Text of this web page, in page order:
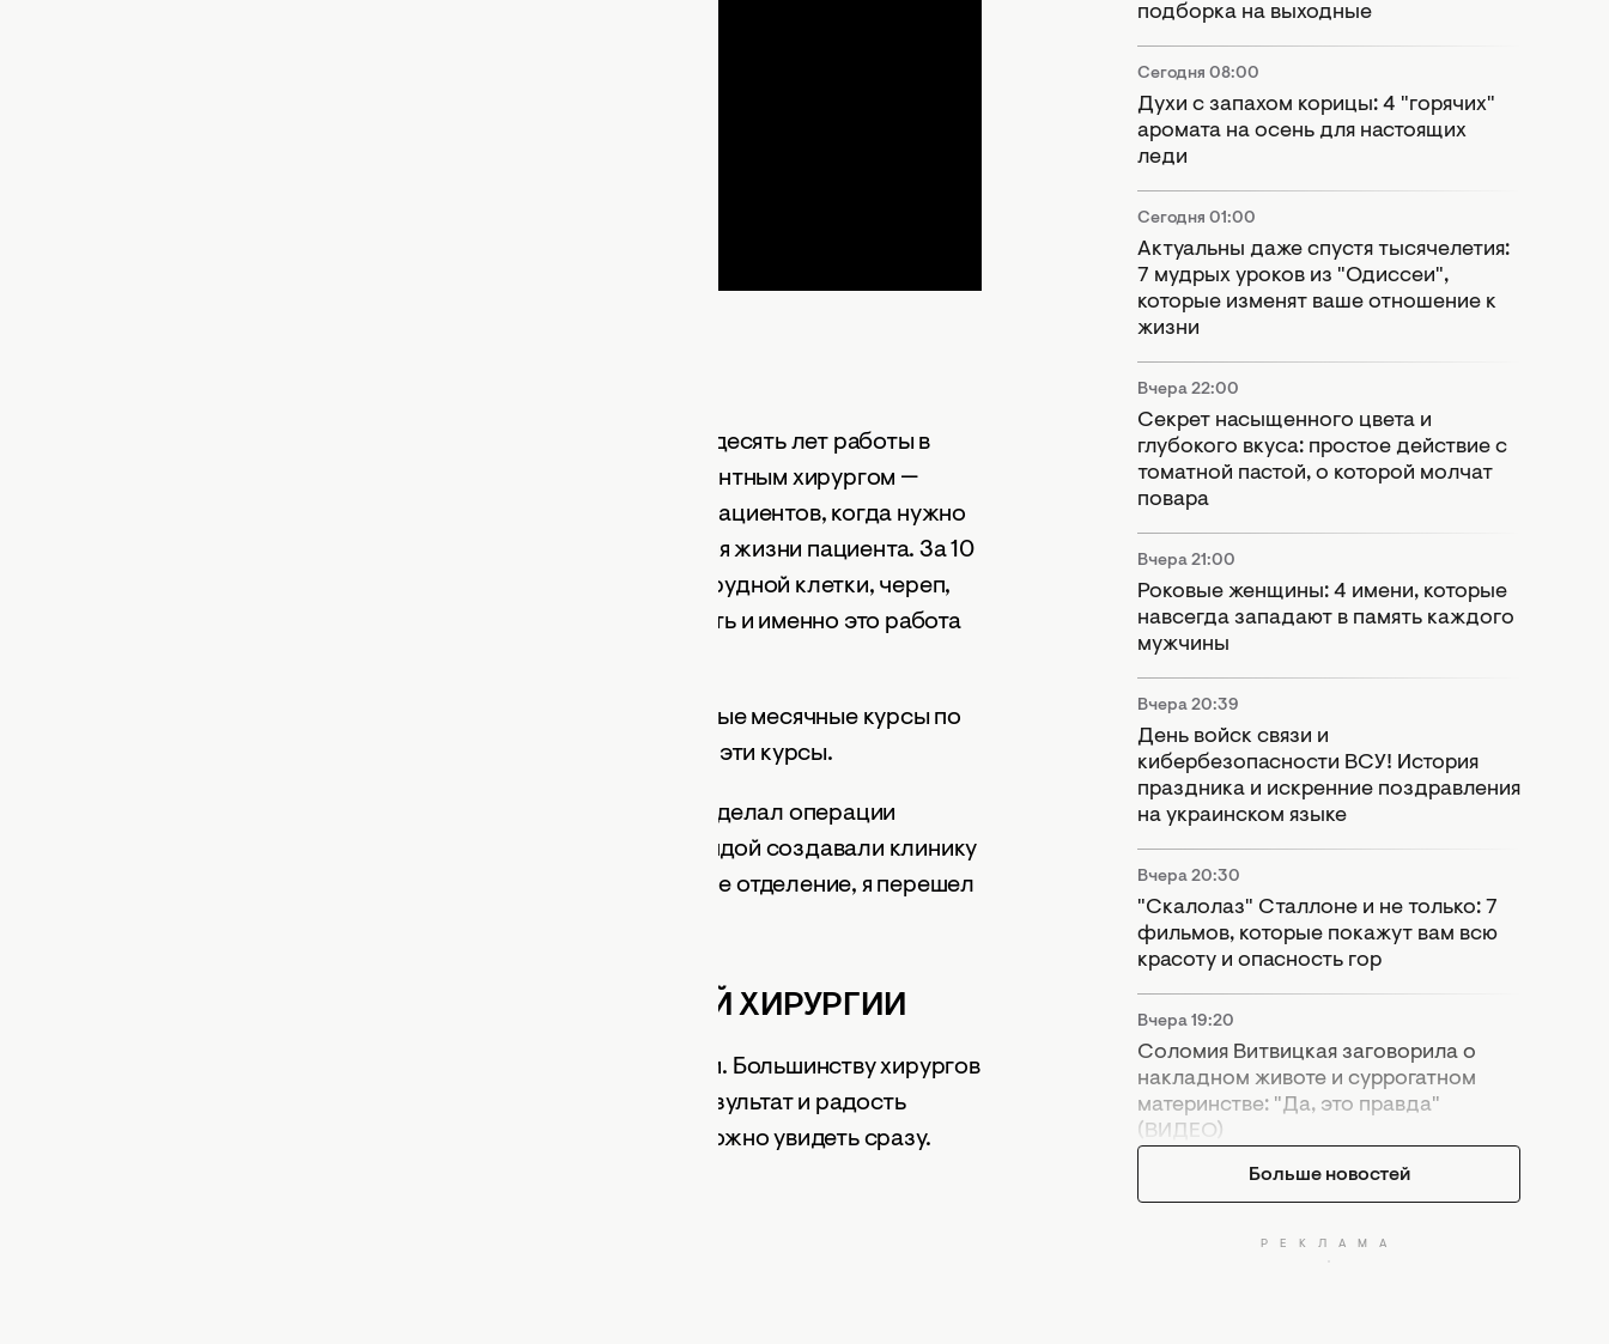
В пластическую хирургию я пришел не сразу, спустя десять лет работы в
хирургии. После окончания института я работал ургентным хирургом —
оперировал все и всех. Ко мне присылали тяжелых пациентов, когда нужно
срочно сделать любого рода операцию для спасения жизни пациента. За 10
лет работы оперировал 4 ранения сердца, травмы грудной клетки, череп,
мозг, кишечник. Я не выбирал, какую операцию делать и именно это работа
Однажды, я узнал о том, что в Москве проходят первые месячные курсы по
пластической хирургии. Тогда все бросил и уехал на эти курсы.
После курсов я приступил к пластической хирургии: делал операции
родственникам, медсестрам. Постепенно мы с командой создавали клинику
и как только начало функционировать хирургическое отделение, я перешел
О САМОМ ИНТЕРЕСНОМ В ПЛАСТИЧЕСКОЙ ХИРУРГИИ
Для меня самое интересное в работе — это операции. Большинству хирургов
(и мне в том числе) нравится увеличивать грудь — результат и радость
пациентки, которая мечтала об этом долгое время можно увидеть сразу.
подборка на выходные
Сегодня 08:00
Духи с запахом корицы: 4 "горячих"
аромата на осень для настоящих
леди
Сегодня 01:00
Актуальны даже спустя тысячелетия:
7 мудрых уроков из "Одиссеи",
которые изменят ваше отношение к
жизни
Вчера 22:00
Секрет насыщенного цвета и
глубокого вкуса: простое действие с
томатной пастой, о которой молчат
повара
Вчера 21:00
Роковые женщины: 4 имени, которые
навсегда западают в память каждого
мужчины
Вчера 20:39
День войск связи и
кибербезопасности ВСУ! История
праздника и искренние поздравления
на украинском языке
Вчера 20:30
"Скалолаз" Сталлоне и не только: 7
фильмов, которые покажут вам всю
красоту и опасность гор
Вчера 19:20
Соломия Витвицкая заговорила о
накладном животе и суррогатном
материнстве: "Да, это правда"
(ВИДЕО)
Больше новостей